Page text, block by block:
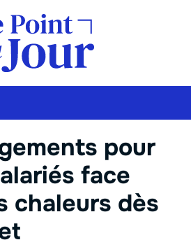
pour
face
chaleurs dès